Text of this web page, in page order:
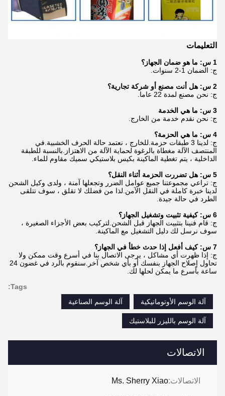
الاتصالات
الاتصالات:Ms. Sherry Xiao
التعليمات
1 س: ما هو ضمان الجهاز؟
ج: الضمان 1-2 سنوات.
2 س: هل أنت مصنع أو شركة تجارية؟
ج: نحن مصنع لمدة 22 عاما.
3 س: ما هي الخدمة
ج: نحن نقدم خدمة من الخارج.
4 س: ما هي الحزمة؟
ج: لدينا 3 طبقات حزمة.للخارج ، نعتمد حالة الحرف الخشبية.في
المنتصف الآلة مغطاة بالرغوة لحماية الآلة من الاهتزاز.بالنسبة للطبقة
الداخلية ، يتم تغطية الماكينة بكيس بلاستيكي سميك مقاوم للماء.
5 س: هل تضررت الحزمة أثناء النقل؟
ج: تراعي مجموعتنا جميع عوامل الضرر وتجعلها آمنة ، ولدى وكيل الشحن
لدينا خبرة كاملة في النقل الآمن.لذا من فضلك لا تقلق ، سوف تتلقى
الطرد في حالة جيدة.
6 س: كيفية تثبيت وتشغيل الجهاز؟
ج: قام فنينا بتثبيت الجهاز قبل الشحن.لتركيب بعض الأجزاء الصغيرة ،
سوف نرسل لك دليل التشغيل مع الماكينة.
7 س: كيف أفعل إذا حدث خطأ في الجهاز؟
ج: إذا ظهرت أي مشاكل ، يرجى الاتصال بنا في أسرع وقت ممكن ولا
تحاول إصلاح الجهاز بنفسك أو بأي شخص آخر.سنقوم بالرد في غضون 24
ساعة بأسرع ما يمكن لحلها لك.
Tags:
آلة الوسم الأوتوماتيكية
آلة الوسم الصناعية
آلة الوسم بالليزر للبلاستيك